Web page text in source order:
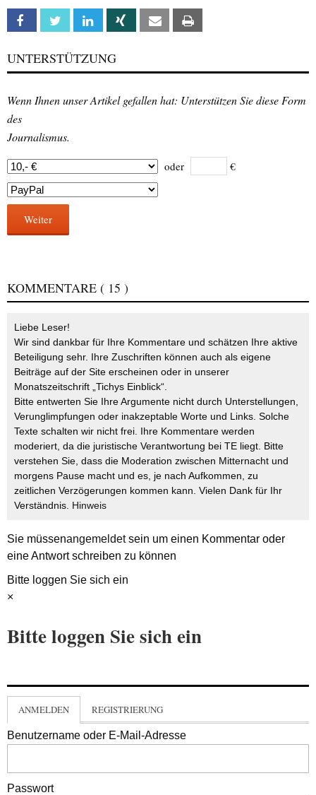
Facebook Twitter Linkedin Xing Email
UNTERSTÜTZUNG
Wenn Ihnen unser Artikel gefallen hat: Unterstützen Sie diese Form
des
Journalismus.
oder €
Weiter
KOMMENTARE ( 15 )
Liebe Leser!
Wir sind dankbar für Ihre Kommentare und schätzen Ihre aktive
Beteiligung sehr. Ihre Zuschriften können auch als eigene
Beiträge auf der Site erscheinen oder in unserer
Monatszeitschrift „Tichys Einblick“.
Bitte entwerten Sie Ihre Argumente nicht durch Unterstellungen,
Verunglimpfungen oder inakzeptable Worte und Links. Solche
Texte schalten wir nicht frei. Ihre Kommentare werden
moderiert, da die juristische Verantwortung bei TE liegt. Bitte
verstehen Sie, dass die Moderation zwischen Mitternacht und
morgens Pause macht und es, je nach Aufkommen, zu
zeitlichen Verzögerungen kommen kann. Vielen Dank für Ihr
Verständnis. Hinweis
Sie müssenangemeldetsein um einen Kommentar oder
eine Antwort schreiben zu können
Bitte loggen Sie sich ein
×
Bitte loggen Sie sich ein
ANMELDEN REGISTRIERUNG
Benutzername oder E-Mail-Adresse
Passwort